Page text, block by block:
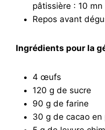
pâtissière : 10 mn
Repos avant
Ingrédients pour la
4 œufs
120 g de sucre
90 g de farine
30 g de cacao en